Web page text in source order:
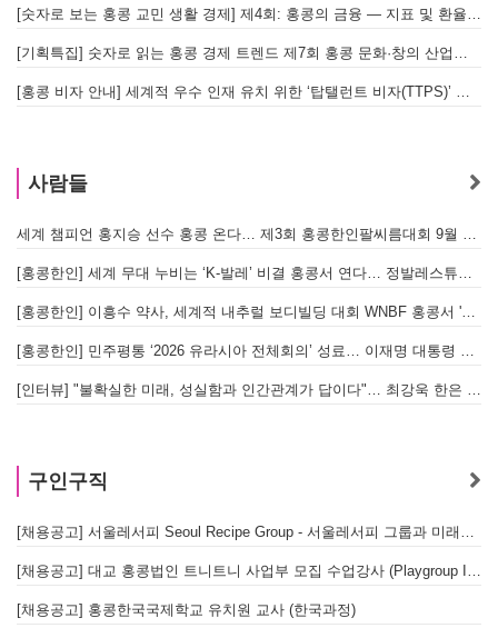
사람들
구인구직
[채용공고] 홍콩한국국제학교 유치원 교사 (한국과정)